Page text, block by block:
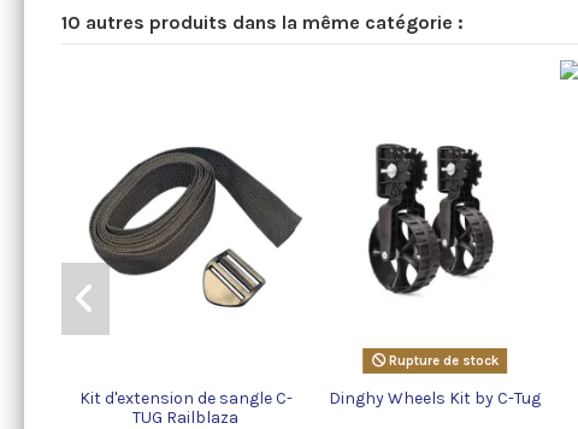
10 autres produits dans la même catégorie :
Kit d'extension de sangle C-
TUG Railblaza
Rupture de stock
Dinghy Wheels Kit by C-Tug